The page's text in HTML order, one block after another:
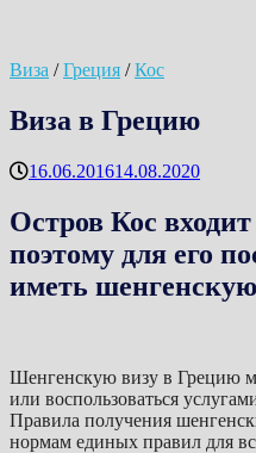
Виза /Греция /Кос
Виза в Грецию
16.06.201614.08.2020
Остров Кос
поэтому для его
иметь шенгенскую
Шенгенскую визу в Грецию
или воспользоваться
Правила получения
нормам единых правил для